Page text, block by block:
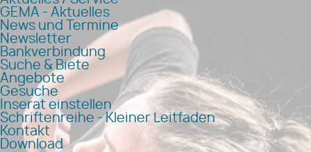
GEMA - Aktuelles
News und Termine
Newsletter
Bankverbindung
Suche & Biete
Angebote
Gesuche
Inserat einstellen
Schriftenreihe - Kleiner Leitfaden
Kontakt
Download